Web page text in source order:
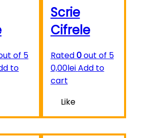
of 5
to
Scrie
Cifrele
Rated0out of 5
0,00leiAdd to
cart
Like